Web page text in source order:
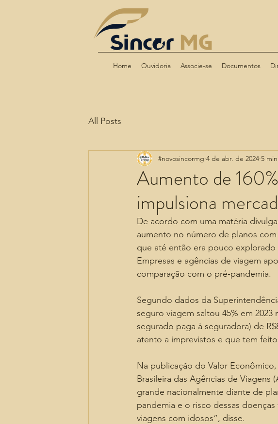
Home Ouvidoria Associe-se Documentos
All Posts
Aumento de
impulsiona
#novosincormg 4 de abr. de 2024 5
De acordo com uma matéria
aumento no número de planos
que até então era pouco
Empresas e agências de viagem
comparação com o pré-pandemia.
Segundo dados da
seguro viagem saltou 45% em
segurado paga à seguradora) de
atento a imprevistos e que tem
Na publicação do Valor
Brasileira das Agências de Viagens
grande nacionalmente diante de
pandemia e o risco dessas
viagens com idosos”, disse.